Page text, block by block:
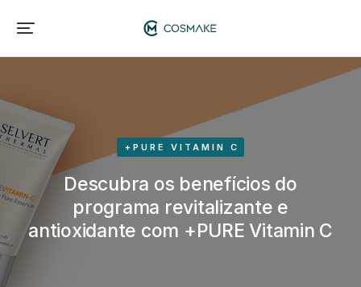
+PURE VITAMIN C
Descubra os benefícios do
programa revitalizante e
antioxidante com +PURE Vitamin C